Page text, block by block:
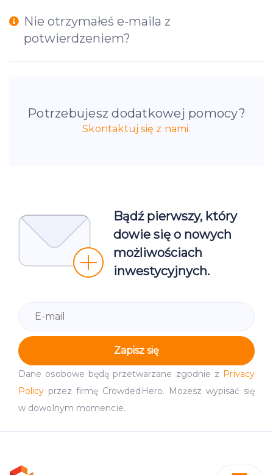
Nie otrzymałeś e-maila z
potwierdzeniem?
Potrzebujesz dodatkowej pomocy?
Skontaktuj się z nami.
Bądź pierwszy, który
dowie się o nowych
możliwościach
inwestycyjnych.
Zapisz się
Dane osobowe będą przetwarzane zgodnie z Privacy
Policy przez firmę CrowdedHero. Możesz wypisać się
w dowolnym momencie.